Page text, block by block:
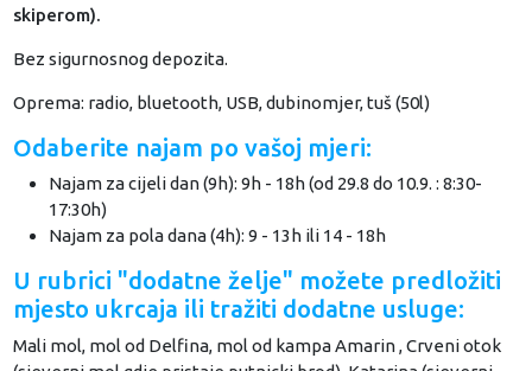
skiperom).
Bez sigurnosnog depozita.
Oprema: radio, bluetooth, USB, dubinomjer, tuš (50l)
Odaberite najam po vašoj mjeri:
Najam za cijeli dan (9h): 9h - 18h (od 29.8 do 10.9. : 8:30-
17:30h)
Najam za pola dana (4h): 9 - 13h ili 14 - 18h
U rubrici "dodatne želje" možete predložiti
mjesto ukrcaja ili tražiti dodatne usluge:
Mali mol, mol od Delfina, mol od kampa Amarin , Crveni otok